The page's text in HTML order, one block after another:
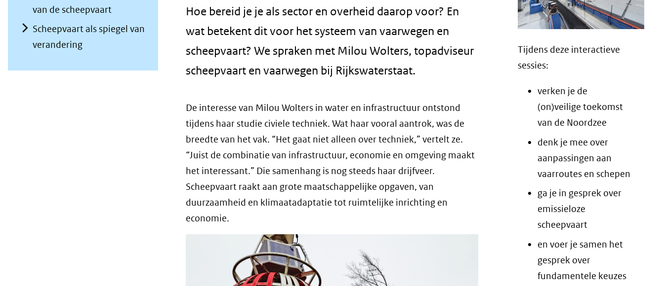
Hoe bereid je je als sector en overheid daarop voor? En
wat betekent dit voor het systeem van vaarwegen en
scheepvaart? We spraken met Milou Wolters, topadviseur
scheepvaart en vaarwegen bij Rijkswaterstaat.
De interesse van Milou Wolters in water en infrastructuur ontstond
tijdens haar studie civiele techniek. Wat haar vooral aantrok, was de
breedte van het vak. “Het gaat niet alleen over techniek,” vertelt ze.
“Juist de combinatie van infrastructuur, economie en omgeving maakt
het interessant.” Die samenhang is nog steeds haar drijfveer.
Scheepvaart raakt aan grote maatschappelijke opgaven, van
duurzaamheid en klimaatadaptatie tot ruimtelijke inrichting en
economie.
Tijdens deze interactieve
sessies:
verken je de
(on)veilige toekomst
van de Noordzee
denk je mee over
aanpassingen aan
vaarroutes en schepen
ga je in gesprek over
emissieloze
scheepvaart
en voer je samen het
gesprek over
fundamentele keuzes
van de scheepvaart
Scheepvaart als spiegel van
verandering